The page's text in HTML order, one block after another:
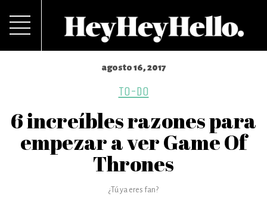
agosto 16, 2017
TO-DO
6 increíbles razones para
empezar a ver Game Of
Thrones
¿Tú ya eres fan?